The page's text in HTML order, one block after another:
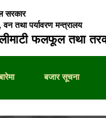
सरकार
वन तथा पर्यावरण मन्त्रालय
फलफूल तथा
बजार सूचना